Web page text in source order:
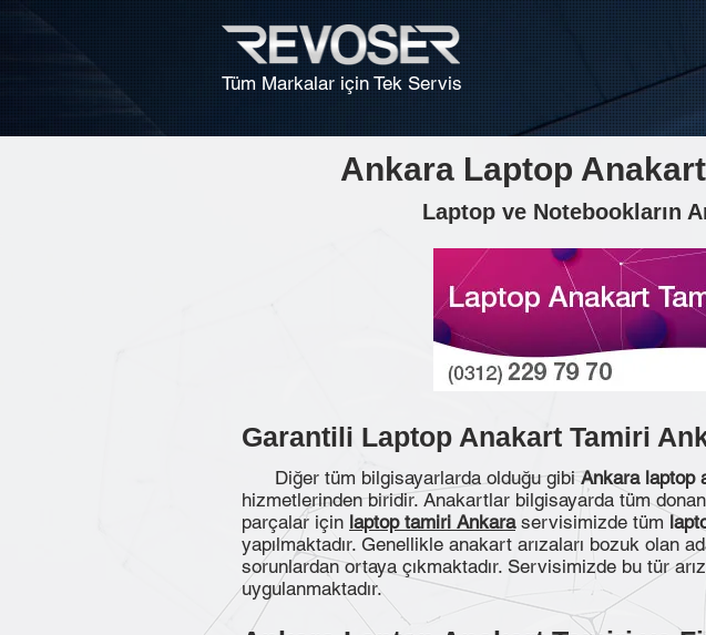
Tüm Markalar için Tek Servis
Ankara Laptop
Laptop ve Notebookların
Garantili Laptop Anakart Tamiri
Diğer tüm bilgisayarlarda olduğu gibiAnkara laptop
hizmetlerinden biridir. Anakartlar bilgisayarda tüm
parçalar için laptop tamiri Ankaraservisimizde tüm
yapılmaktadır. Genellikle anakart arızaları bozuk olan
sorunlardan ortaya çıkmaktadır. Servisimizde bu tür
uygulanmaktadır.